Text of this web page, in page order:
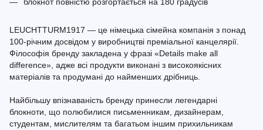
LEUCHTTURM1917 — це німецька сімейна компанія з понад
100-річним досвідом у виробництві преміальної канцелярії.
Філософія бренду закладена у фразі «Details make all
difference», адже всі продукти виконані з високоякісних
матеріалів та продумані до найменших дрібниць.
Найбільшу впізнаваність бренду принесли легендарні
блокноти, що полюбилися письменникам, дизайнерам,
студентам, мислителям та багатьом іншим прихильникам